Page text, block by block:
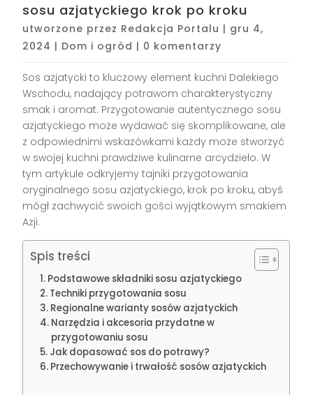
sosu azjatyckiego krok po kroku
utworzone przez Redakcja Portalu | gru 4,
2024 | Dom i ogród | 0 komentarzy
Sos azjatycki to kluczowy element kuchni Dalekiego
Wschodu, nadający potrawom charakterystyczny
smak i aromat. Przygotowanie autentycznego sosu
azjatyckiego może wydawać się skomplikowane, ale
z odpowiednimi wskazówkami każdy może stworzyć
w swojej kuchni prawdziwe kulinarne arcydzieło. W
tym artykule odkryjemy tajniki przygotowania
oryginalnego sosu azjatyckiego, krok po kroku, abyś
mógł zachwycić swoich gości wyjątkowym smakiem
Azji.
Spis treści
Podstawowe składniki sosu azjatyckiego
Techniki przygotowania sosu
Regionalne warianty sosów azjatyckich
Narzędzia i akcesoria przydatne w
przygotowaniu sosu
Jak dopasować sos do potrawy?
Przechowywanie i trwałość sosów azjatyckich